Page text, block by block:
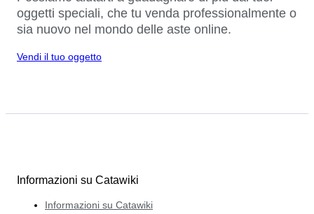
oggetti speciali, che tu venda professionalmente o
sia nuovo nel mondo delle aste online.
Vendi il tuo oggetto
Informazioni su Catawiki
Informazioni su Catawiki